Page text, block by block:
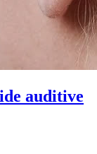
auditive